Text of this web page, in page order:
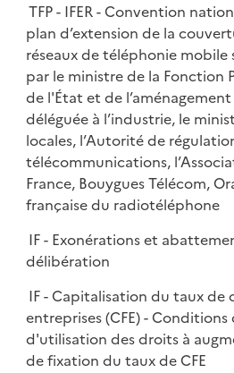
TFP - IFER - Convention
plan d’extension de la
réseaux de téléphonie mobile
par le ministre de la Fonction
de l'État et de
déléguée à l’industrie, le
locales, l’Autorité de
télécommunications,
France, Bouygues Télécom,
française du radiotéléphone
IF - Exonérations et
délibération
IF - Capitalisation du taux de
entreprises (CFE) -
d'utilisation des droits à
de fixation du taux de CFE